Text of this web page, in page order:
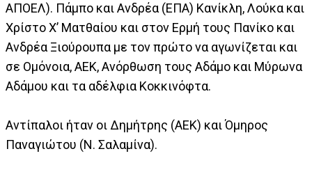
ΑΠΟΕΛ). Πάμπο και Ανδρέα (ΕΠΑ) Κανίκλη, Λούκα και
Χρίστο Χ’ Ματθαίου και στον Ερμή τους Πανίκο και
Ανδρέα Ξιούρουπα με τον πρώτο να αγωνίζεται και
σε Ομόνοια, ΑΕΚ, Ανόρθωση τους Αδάμο και Μύρωνα
Αδάμου και τα αδέλφια Κοκκινόφτα.
Αντίπαλοι ήταν οι Δημήτρης (ΑΕΚ) και Όμηρος
Παναγιώτου (Ν. Σαλαμίνα).